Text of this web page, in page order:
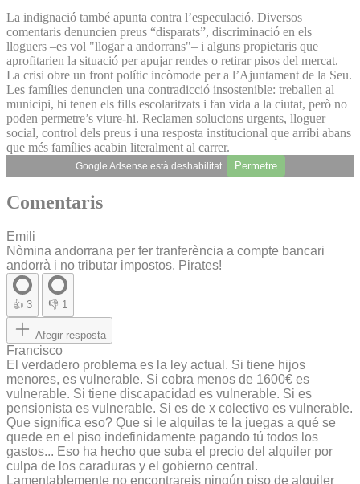
La indignació també apunta contra l’especulació. Diversos
comentaris denuncien preus “disparats”, discriminació en els
lloguers –es vol "llogar a andorrans"– i alguns propietaris que
aprofitarien la situació per apujar rendes o retirar pisos del mercat.
La crisi obre un front polític incòmode per a l’Ajuntament de la Seu.
Les famílies denuncien una contradicció insostenible: treballen al
municipi, hi tenen els fills escolaritzats i fan vida a la ciutat, però no
poden permetre’s viure-hi. Reclamen solucions urgents, lloguer
social, control dels preus i una resposta institucional que arribi abans
que més famílies acabin literalment al carrer.
Google Adsense està deshabilitat. Permetre
Comentaris
Emili
Nòmina andorrana per fer tranferència a compte bancari
andorrà i no tributar impostos. Pirates!
👍 3 👎 1
Afegir resposta
Francisco
El verdadero problema es la ley actual. Si tiene hijos
menores, es vulnerable. Si cobra menos de 1600€ es
vulnerable. Si tiene discapacidad es vulnerable. Si es
pensionista es vulnerable. Si es de x colectivo es vulnerable.
Que significa eso? Que si le alquilas te la juegas a qué se
quede en el piso indefinidamente pagando tú todos los
gastos... Eso ha hecho que suba el precio del alquiler por
culpa de los caraduras y el gobierno central.
Lamentablemente no encontrareis ningún piso de alquiler